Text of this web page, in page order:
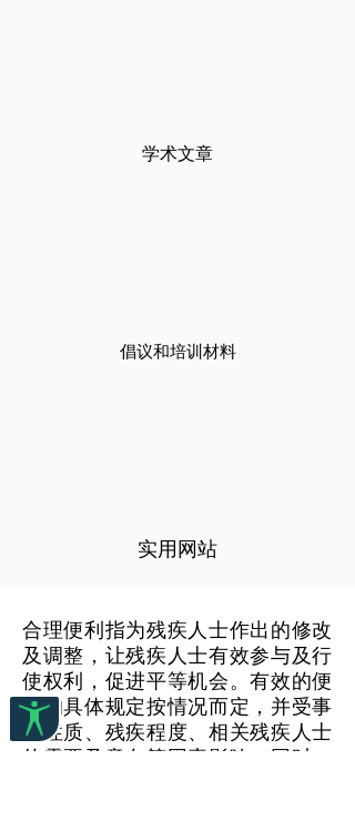
学术文章
倡议和培训材料
实用网站
合理便利指为残疾人士作出的修改
及调整，让残疾人士有效参与及行
使权利，促进平等机会。有效的便
利的具体规定按情况而定，并受事
件性质、残疾程度、相关残疾人士
的需要及意向等因素影响。同时，